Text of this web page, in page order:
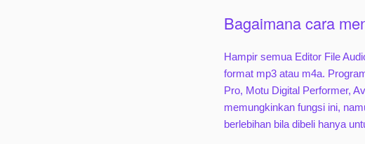
Bagaimana cara
Hampir semua Editor File
format mp3 atau m4a.
Pro, Motu Digital Performer,
memungkinkan fungsi ini,
berlebihan bila dibeli hanya